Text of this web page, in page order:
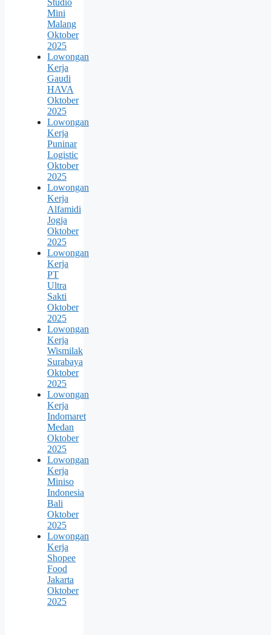
Studio
Mini
Malang
Oktober
2025
Lowongan
Kerja
Gaudi
HAVA
Oktober
2025
Lowongan
Kerja
Puninar
Logistic
Oktober
2025
Lowongan
Kerja
Alfamidi
Jogja
Oktober
2025
Lowongan
Kerja
PT
Ultra
Sakti
Oktober
2025
Lowongan
Kerja
Wismilak
Surabaya
Oktober
2025
Lowongan
Kerja
Indomaret
Medan
Oktober
2025
Lowongan
Kerja
Miniso
Indonesia
Bali
Oktober
2025
Lowongan
Kerja
Shopee
Food
Jakarta
Oktober
2025